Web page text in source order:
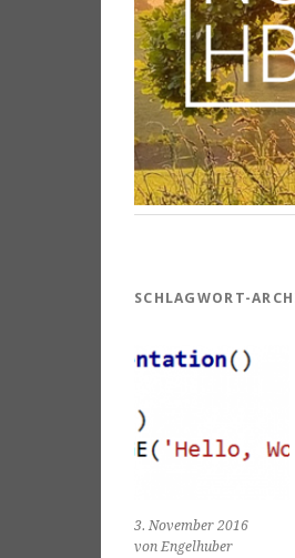
SCHLAGWORT-
3. November 2016
von Engelhuber